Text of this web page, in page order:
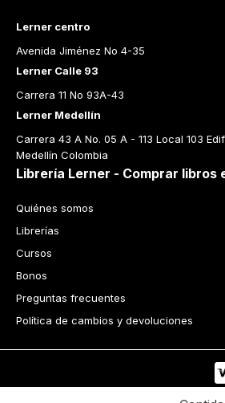
Lerner centro
Avenida Jiménez No 4-35
Lerner Calle 93
Carrera 11 No 93A-43
Lerner Medellín
Carrera 43 A No. 05 A - 113 Local 103
Medellín Colombia
Librería Lerner - Comprar libros
Quiénes somos
Librerías
Cursos
Bonos
Preguntas frecuentes
Política de cambios y devoluciones